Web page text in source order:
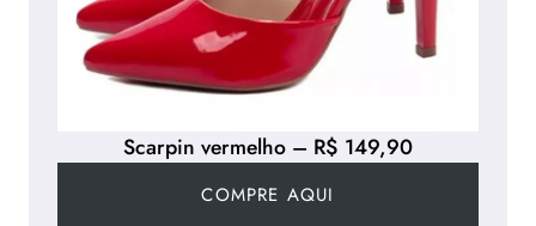
Scarpin vermelho – R$ 149,90
COMPRE AQUI